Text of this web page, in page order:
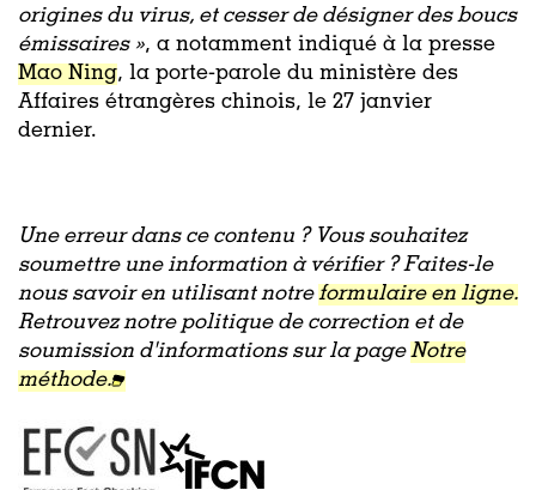
origines du virus, et cesser de désigner des boucs
émissaires », a notamment indiqué à la presse
Mao Ning, la porte-parole du ministère des
Affaires étrangères chinois, le 27 janvier
dernier.
Une erreur dans ce contenu ? Vous souhaitez
soumettre une information à vérifier ? Faites-le
nous savoir en utilisant notreformulaire en ligne.
Retrouvez notre politique de correction et de
soumission d'informations sur la pageNotre
méthode.